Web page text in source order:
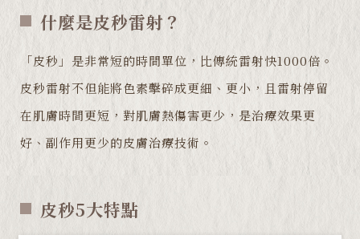
什麼是皮秒雷射？
「皮秒」是非常短的時間單位，比傳統雷射快1000倍。
皮秒雷射不但能將色素擊碎成更細、更小，且雷射停留
在肌膚時間更短，對肌膚熱傷害更少，是治療效果更
好、副作用更少的皮膚治療技術。
皮秒5大特點